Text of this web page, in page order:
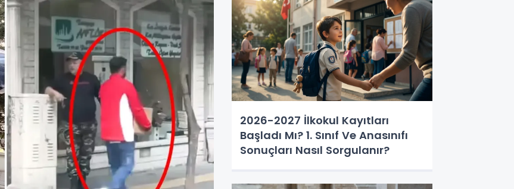
2026-2027 İlkokul Kayıtları
Başladı Mı? 1. Sınıf Ve Anasınıfı
Sonuçları Nasıl Sorgulanır?